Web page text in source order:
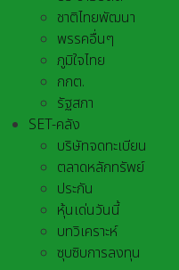
ชาติไทยพัฒนา
พรรคอื่นๆ
ภูมิใจไทย
กกต.
รัฐสภา
SET-คลัง
บริษัทจดทะเบียน
ตลาดหลักทรัพย์
ประกัน
หุ้นเด่นวันนี้
บทวิเคราะห์
ซุบซิบการลงทุน